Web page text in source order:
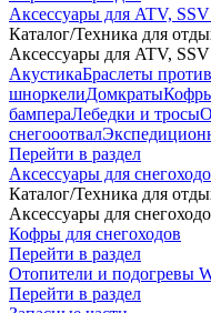
Аксессуары для ATV,
Каталог/Техника для
Аксессуары для ATV,
АкустикаБраслеты
шноркелиДомкраты
бампераЛебедки и тросы
снегооотвал
Перейти в раздел
Аксессуары для
Каталог/Техника для
Аксессуары для
Кофры для снегоходов
Перейти в раздел
Отопители и подогревы
Перейти в раздел